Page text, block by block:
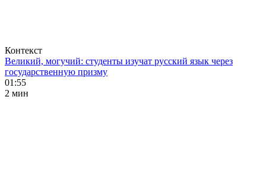
Контекст
Великий, могучий: студенты изучат русский язык через
государственную призму
01:55
2 мин